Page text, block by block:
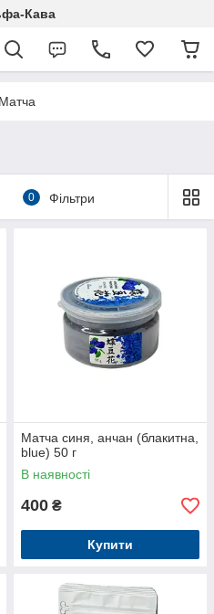
Кава
0 Фільтри
Матча синя, анчан (блакитна,
blue) 50 г
В наявності
400 ₴
Купити